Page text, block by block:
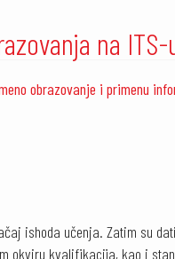
na ITS-
obrazovanje i primenu
ishoda učenja. Zatim su
okviru kvalifikacija, kao i